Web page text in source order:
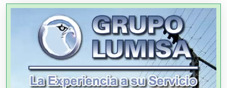
Agencias Aduanales
Agencias de Autos
Agencias de Cobranza